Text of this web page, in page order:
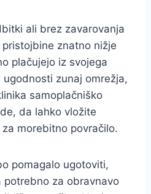
ali brez zavarovanja
znatno nižje
plačujejo iz svojega
zunaj omrežja,
samoplačniško
da lahko vložite
morebitno povračilo.
pomagalo ugotoviti,
potrebno za obravnavo